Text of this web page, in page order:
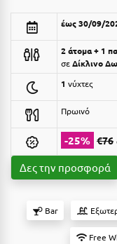
Αρκίτσα
Αρτέμιδα
Αρχαία Ολυμπία
Αστυπάλαια
Αττική
Ξενοδοχεία 3
Ξενοδοχεία 4
Ενοικιαζόμενα
Διαμερίσματα
Studios
Boutique Hotels
έως 30/09/
2 άτομα + 1
σεΔίκλινο
1 νύχτες
Πρωινό
-25% €76
Δες την προσφορά
Bar
Free